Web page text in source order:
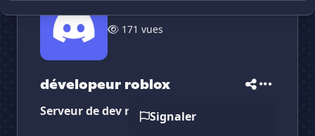
171 vues
dévelopeur roblox
Signaler
Serveur de dev roblox
Vote pour
Es-tu sûr de vouloir supprimer ton avis de ce
Supprimer